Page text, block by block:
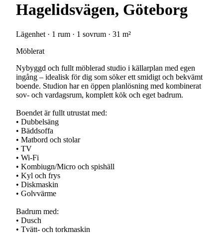
Hagelidsvägen, Göteborg
Lägenhet · 1 rum · 1 sovrum · 31 m²
Möblerat
Nybyggd och fullt möblerad studio i källarplan med egen
ingång – idealisk för dig som söker ett smidigt och bekvämt
boende. Studion har en öppen planlösning med kombinerat
sov- och vardagsrum, komplett kök och eget badrum.
Boendet är fullt utrustat med:
• Dubbelsäng
• Bäddsoffa
• Matbord och stolar
• TV
• Wi-Fi
• Kombiugn/Micro och spishäll
• Kyl och frys
• Diskmaskin
• Golvvärme
Badrum med:
• Dusch
• Tvätt- och torkmaskin